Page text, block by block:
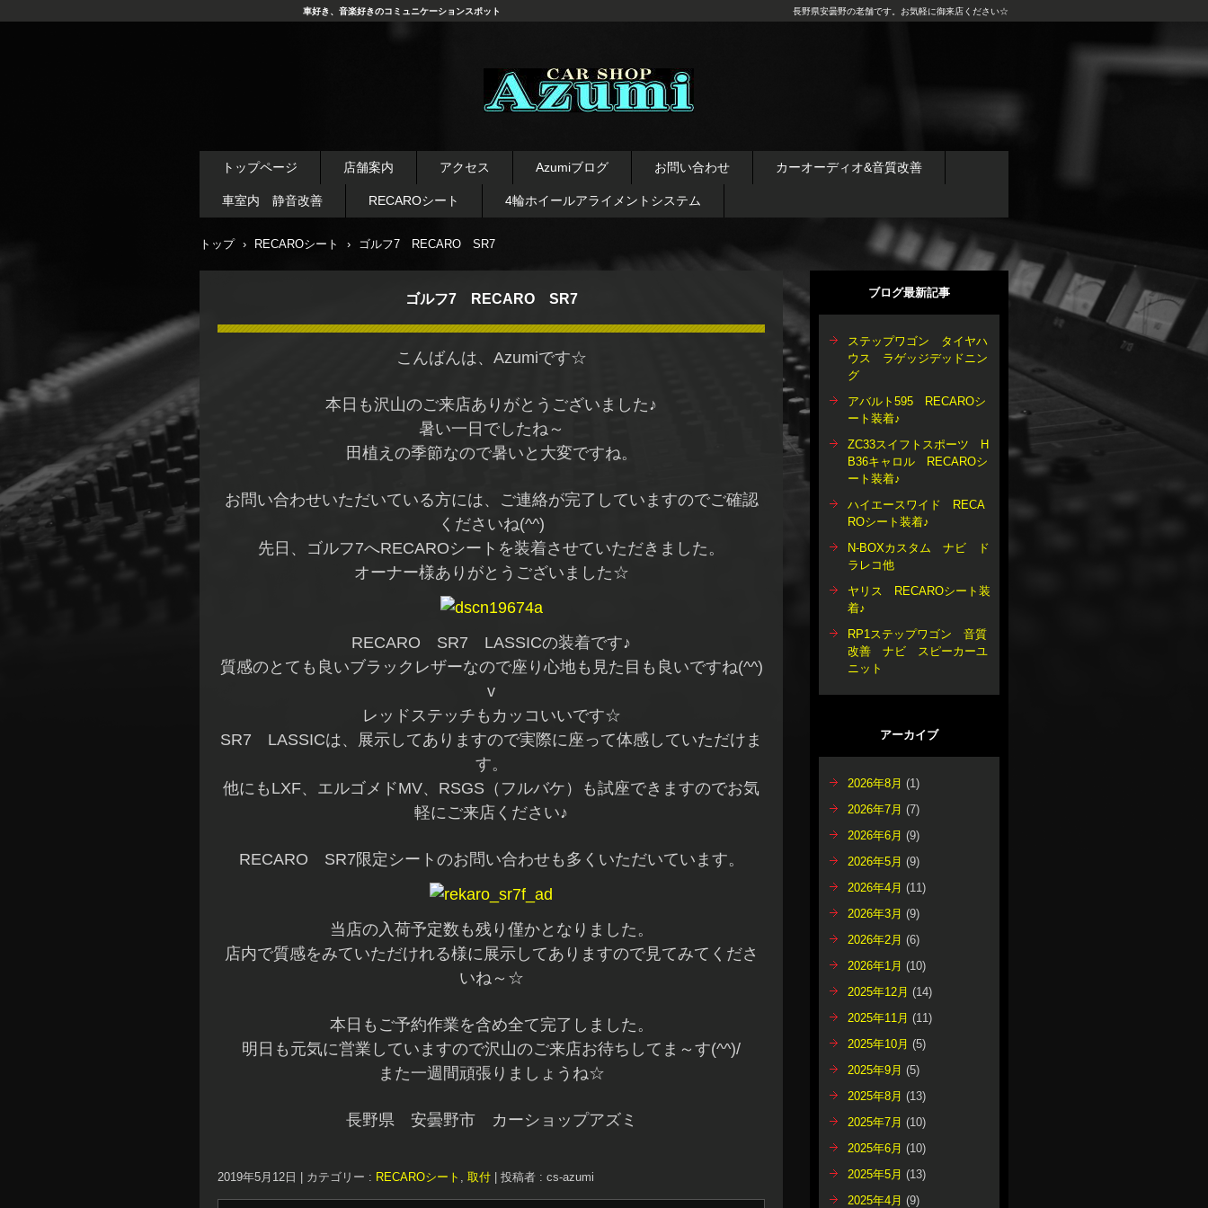
イール デッドニング カーオ
ーディオ レカロシート
車好き、音楽好きのコミュニケーションスポット 長野県安曇野の老舗です。お気軽に御来店ください☆
トップページ 店舗案内 アクセス Azumiブログ お問い合わせ カーオーディオ&音質改善
車室内 静音改善 RECAROシート 4輪ホイールアライメントシステム
トップ › RECAROシート › ゴルフ7 RECARO SR7
ゴルフ7 RECARO SR7
こんばんは、Azumiです☆
本日も沢山のご来店ありがとうございました♪
暑い一日でしたね～
田植えの季節なので暑いと大変ですね。
お問い合わせいただいている方には、ご連絡が完了していますのでご確認
くださいね(^^)
先日、ゴルフ7へRECAROシートを装着させていただきました。
オーナー様ありがとうございました☆
RECARO SR7 LASSICの装着です♪
質感のとても良いブラックレザーなので座り心地も見た目も良いですね(^^)
v
レッドステッチもカッコいいです☆
SR7 LASSICは、展示してありますので実際に座って体感していただけま
す。
他にもLXF、エルゴメドMV、RSGS（フルバケ）も試座できますのでお気
軽にご来店ください♪
RECARO SR7限定シートのお問い合わせも多くいただいています。
当店の入荷予定数も残り僅かとなりました。
店内で質感をみていただけれる様に展示してありますので見てみてくださ
いね～☆
本日もご予約作業を含め全て完了しました。
明日も元気に営業していますので沢山のご来店お待ちしてま～す(^^)/
また一週間頑張りましょうね☆
長野県 安曇野市 カーショップアズミ
2019年5月12日 カテゴリー : RECAROシート , 取付 投稿者 : cs-azumi
ブログ最新記事
ステップワゴン タイヤハ
ウス ラゲッジデッドニン
グ
アバルト595 RECAROシ
ート装着♪
ZC33スイフトスポーツ H
B36キャロル RECAROシ
ート装着♪
ハイエースワイド RECA
ROシート装着♪
N-BOXカスタム ナビ ド
ラレコ他
ヤリス RECAROシート装
着♪
RP1ステップワゴン 音質
改善 ナビ スピーカーユ
ニット
アーカイブ
2026年8月 (1)
2026年7月 (7)
2026年6月 (9)
2026年5月 (9)
2026年4月 (11)
2026年3月 (9)
2026年2月 (6)
2026年1月 (10)
2025年12月 (14)
2025年11月 (11)
2025年10月 (5)
2025年9月 (5)
2025年8月 (13)
2025年7月 (10)
2025年6月 (10)
2025年5月 (13)
2025年4月 (9)